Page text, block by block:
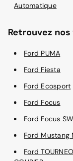
Automatique
Retrouvez
Ford PUMA
Ford Fiesta
Ford Ecosport
Ford Focus
Ford Focus SW
Ford Mustang
Ford TOURNEO